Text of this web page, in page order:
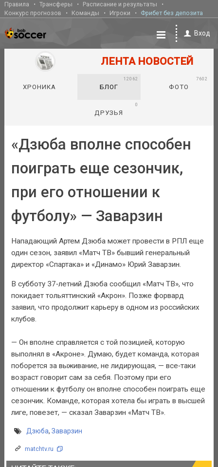
Правила Трансферы
Расписание и результаты
Конкурс прогнозов
Команды Игроки Фрибет без депозита
Вход
ЛЕНТА НОВОСТЕЙ
ХРОНИКА БЛОГ
12062
ФОТО
7602
ДРУЗЬЯ
0
«Дзюба вполне способен
поиграть еще сезончик,
при его отношении к
футболу» — Заварзин
Нападающий Артем Дзюба может провести в РПЛ еще
один сезон, заявил «Матч ТВ» бывший генеральный
директор «Спартака» и «Динамо» Юрий Заварзин.
В субботу 37‑летний Дзюба сообщил «Матч ТВ», что
покидает тольяттинский «Акрон». Позже форвард
заявил, что продолжит карьеру в одном из российских
клубов.
— Он вполне справляется с той позицией, которую
выполнял в «Акроне». Думаю, будет команда, которая
поборется за выживание, не лидирующая, — все‑таки
возраст говорит сам за себя. Поэтому при его
отношении к футболу он вполне способен поиграть еще
сезончик. Команде, которая хотела бы играть в высшей
лиге, повезет, — сказал Заварзин «Матч ТВ».
Дзюба, Заварзин
matchtv.ru